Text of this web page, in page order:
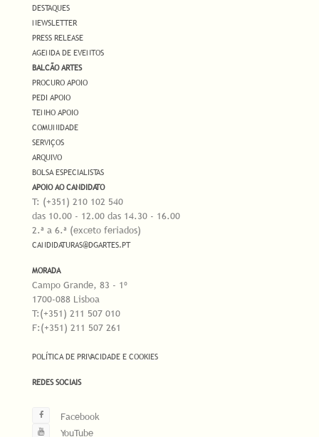
DESTAQUES
NEWSLETTER
PRESS RELEASE
AGENDA DE EVENTOS
BALCÃO ARTES
PROCURO APOIO
PEDI APOIO
TENHO APOIO
COMUNIDADE
SERVIÇOS
ARQUIVO
BOLSA ESPECIALISTAS
APOIO AO CANDIDATO
T: (+351) 210 102 540
das 10.00 - 12.00 das 14.30 - 16.00
2.ª a 6.ª (exceto feriados)
CANDIDATURAS@DGARTES.PT
MORADA
Campo Grande, 83 - 1º
1700-088 Lisboa
T:(+351) 211 507 010
F:(+351) 211 507 261
POLÍTICA DE PRIVACIDADE E COOKIES
REDES SOCIAIS
Facebook
YouTube